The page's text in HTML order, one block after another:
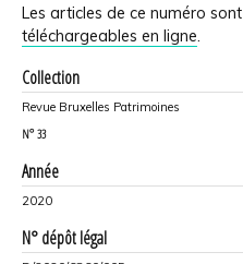
Les articles de ce numéro sont
téléchargeables en ligne.
Collection
Revue Bruxelles Patrimoines
N° 33
Année
2020
N° dépôt légal